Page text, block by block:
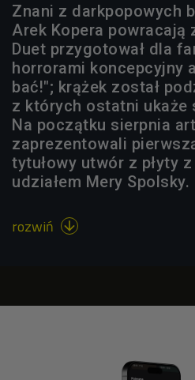
Znani z darkpopowych
Arek Kopera powracają
Duet przygotował dla
horrorami koncepcyjny
bać!"; krążek został
z których ostatni ukaże
Na początku sierpnia
zaprezentowali
tytułowy utwór z płyty
udziałem Mery Spolsky.
rozwiń 